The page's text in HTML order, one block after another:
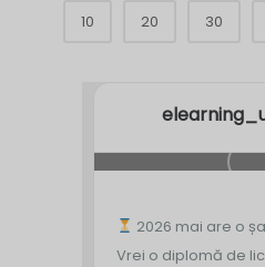
10 20 30
2026 mai are o
Vrei o diplomă de